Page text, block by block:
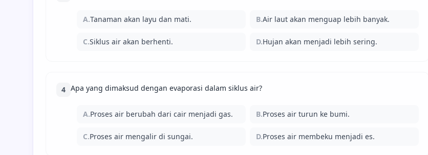
A.Tanaman akan layu dan mati. B.Air laut akan menguap lebih banyak.
C.Siklus air akan berhenti. D.Hujan akan menjadi lebih sering.
4 Apa yang dimaksud dengan evaporasi dalam siklus air?
A.Proses air berubah dari cair menjadi gas. B.Proses air turun ke bumi.
C.Proses air mengalir di sungai. D.Proses air membeku menjadi es.